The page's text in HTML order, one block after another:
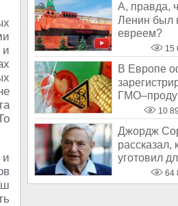
и
А, правда,
Ленин был
евреем?
15
В Европе
10
Джордж
рассказал,
уготовил
64